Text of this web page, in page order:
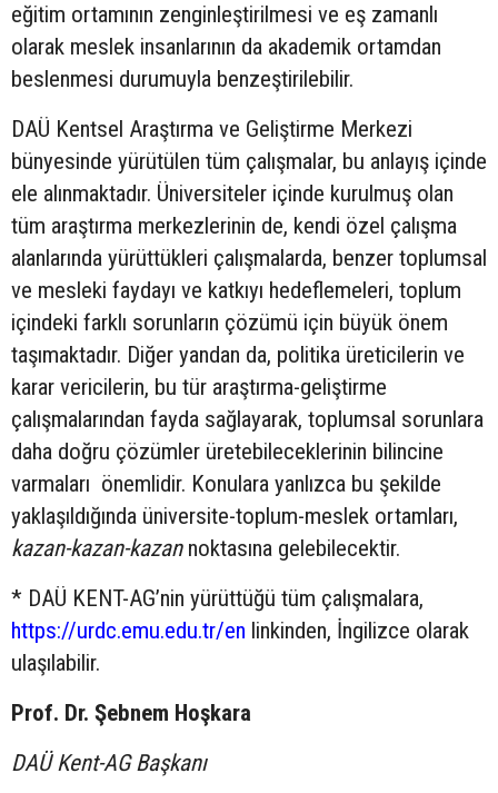
eğitim ortamının zenginleştirilmesi ve eş zamanlı
olarak meslek insanlarının da akademik ortamdan
beslenmesi durumuyla benzeştirilebilir.
DAÜ Kentsel Araştırma ve Geliştirme Merkezi
bünyesinde yürütülen tüm çalışmalar, bu anlayış içinde
ele alınmaktadır. Üniversiteler içinde kurulmuş olan
tüm araştırma merkezlerinin de, kendi özel çalışma
alanlarında yürüttükleri çalışmalarda, benzer toplumsal
ve mesleki faydayı ve katkıyı hedeflemeleri, toplum
içindeki farklı sorunların çözümü için büyük önem
taşımaktadır. Diğer yandan da, politika üreticilerin ve
karar vericilerin, bu tür araştırma-geliştirme
çalışmalarından fayda sağlayarak, toplumsal sorunlara
daha doğru çözümler üretebileceklerinin bilincine
varmaları önemlidir. Konulara yanlızca bu şekilde
yaklaşıldığında üniversite-toplum-meslek ortamları,
kazan-kazan-kazannoktasına gelebilecektir.
* DAÜ KENT-AG’nin yürüttüğü tüm çalışmalara,
https://urdc.emu.edu.tr/en linkinden, İngilizce olarak
ulaşılabilir.
Prof. Dr. Şebnem Hoşkara
DAÜ Kent-AG Başkanı